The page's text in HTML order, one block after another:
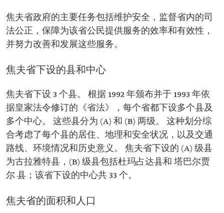
焦夫省政府的主要任务包括维护安全，监督省内的司
法公正，保障为该省公民提供服务的效率和有效性，
并努力改善和发展这些服务。
焦夫省下设的县和中心
焦夫省下设 3 个县。 根据 1992 年颁布并于 1993 年依
据皇家法令修订的《省法》，每个省都下设多个县及
多个中心。 这些县分为 (A) 和 (B) 两级。 这种划分综
合考虑了每个县的居住、地理和安全状况，以及交通
路线、环境情况和历史意义。 焦夫省下设的 (A) 级县
为古拉雅特县，(B) 级县包括杜玛占达县和 塔巴尔贾
尔 县；该省下设的中心共 33 个。
焦夫省的面积和人口